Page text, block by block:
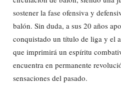
sostener la fase ofensiva y
balón. Sin duda, a sus 20 años
conquistado un título de liga y el
que imprimirá un espíritu
encuentra en permanente
sensaciones del pasado.